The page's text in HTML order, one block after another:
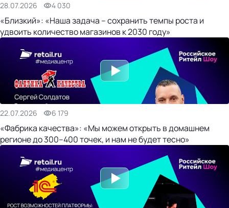
28.07.2026 4 030
«Близкий»: «Наша задача – сохранить темпы роста и
удвоить количество магазинов к 2030 году»
22.07.2026 6 179
«Фабрика качества»: «Мы можем открыть в домашнем
регионе до 300–400 точек, и нам не будет тесно»